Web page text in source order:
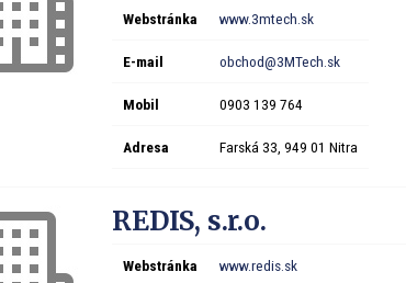
Webstránka www.3mtech.sk
E-mail obchod@3MTech.sk
Mobil 0903 139 764
Adresa Farská 33, 949 01 Nitra
REDIS, s.r.o.
Webstránka www.redis.sk